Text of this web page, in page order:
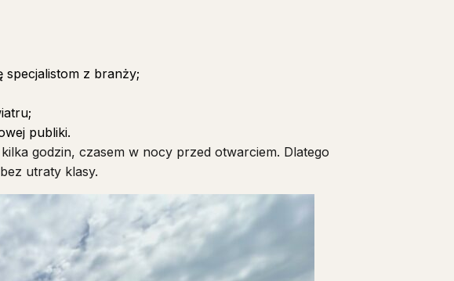
z branży;
publiki.
godzin, czasem w nocy przed otwarciem. Dlatego
utraty klasy.